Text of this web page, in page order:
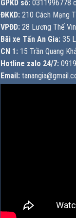
GPKD số: 0311996778
ĐKKD: 210 Cách Mạng
VPĐD: 28 Lương Thế
Bãi xe Tấn An Gia: 35
CN 1: 15 Trần Quang
Hotline zalo 24/7:
Email: